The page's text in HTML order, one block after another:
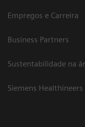
Empregos e Carreira
Business Partners
Sustentabilidade na
Siemens